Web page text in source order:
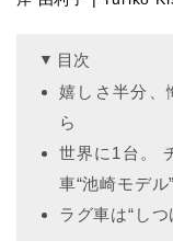
目次
嬉しさ半分、
ら
世界に1台。
車“池崎モデル
ラグ車は“しつ